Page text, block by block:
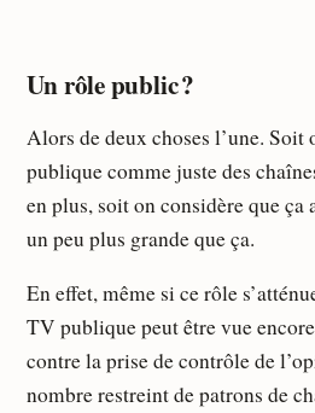
Un rôle public ?
Alors de deux choses l’une.
publique comme juste des
en plus, soit on considère que
un peu plus grande que ça.
En effet, même si ce rôle
TV publique peut être vue
contre la prise de contrôle de
nombre restreint de patrons de